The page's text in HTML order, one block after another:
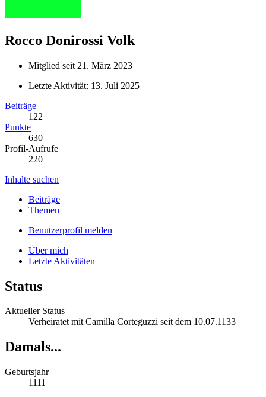
Rocco Donirossi Volk
Mitglied seit 21. März 2023
Letzte Aktivität: 13. Juli 2025
Beiträge
122
Punkte
630
Profil-Aufrufe
220
Inhalte suchen
Beiträge
Themen
Benutzerprofil melden
Über mich
Letzte Aktivitäten
Status
Aktueller Status
Verheiratet mit Camilla Corteguzzi seit dem 10.07.1133
Damals...
Geburtsjahr
1111